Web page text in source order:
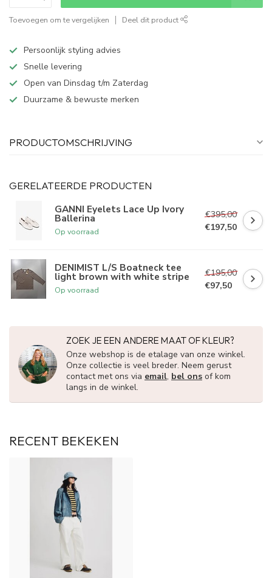
Toevoegen om te vergelijken Deel dit product
Persoonlijk styling advies
Snelle levering
Open van Dinsdag t/m Zaterdag
Duurzame & bewuste merken
PRODUCTOMSCHRIJVING
GERELATEERDE PRODUCTEN
GANNI Eyelets Lace Up Ivory
Ballerina
Op voorraad
€395,00
€197,50
DENIMIST L/S Boatneck tee
light brown with white stripe
Op voorraad
€195,00
€97,50
ZOEK JE EEN ANDERE MAAT OF KLEUR?
Onze webshop is de etalage van onze winkel.
Onze collectie is veel breder. Neem gerust
contact met ons via email, bel ons of kom
langs in de winkel.
RECENT BEKEKEN